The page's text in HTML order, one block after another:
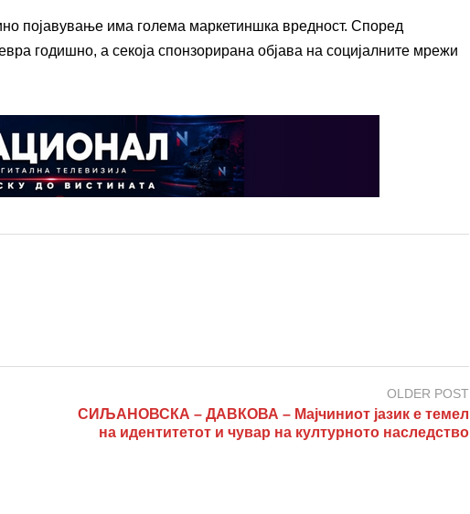
појавување има голема маркетиншка вредност. Според
годишно, а секоја спонзорирана објава на социјалните мрежи
OLDER POST
СИЉАНОВСКА – ДАВКОВА – Мајчиниот јазик е темел
на идентитетот и чувар на културното наследство